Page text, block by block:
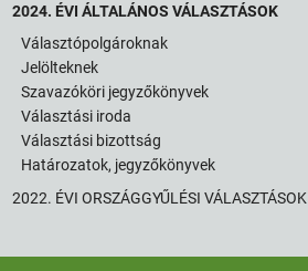
2024. ÉVI ÁLTALÁNOS VÁLASZTÁSOK
Választópolgároknak
Jelölteknek
Szavazóköri jegyzőkönyvek
Választási iroda
Választási bizottság
Határozatok, jegyzőkönyvek
2022. ÉVI ORSZÁGGYŰLÉSI VÁLASZTÁSOK